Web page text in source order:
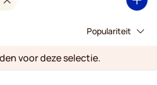
voor deze selectie.